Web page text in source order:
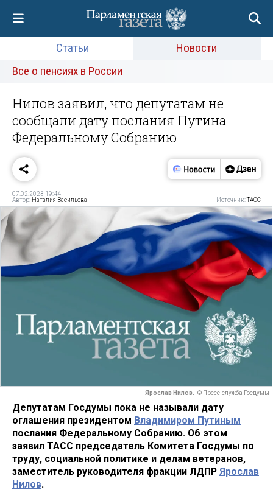
Статьи
Новости
Все о пенсиях в России
Нилов заявил, что депутатам не
сообщали дату послания Путина
Федеральному Собранию
07.02.2023 19:44
Автор: Наталия Васильева Источник:ТАСС
Ярослав Нилов. © Пресс-служба Госдумы
Депутатам Госдумы пока не называли дату
оглашения президентом Владимиром Путиным
послания Федеральному Собранию. Об этом
заявил ТАСС председатель Комитета Госдумы по
труду, социальной политике и делам ветеранов,
заместитель руководителя фракции ЛДПР Ярослав
Нилов.